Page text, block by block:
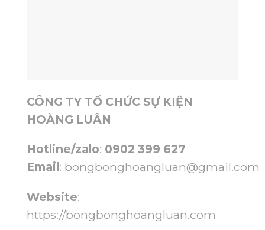
CÔNG TY TỔ CHỨC SỰ KIỆN
HOÀNG LUÂN
Hotline/zalo: 0902 399 627
Email : bongbonghoangluan@gmail.com
Website:
https://bongbonghoangluan.com